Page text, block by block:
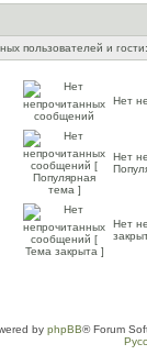
пользователей и
Нет
Нет
Нет
by phpBB® Forum